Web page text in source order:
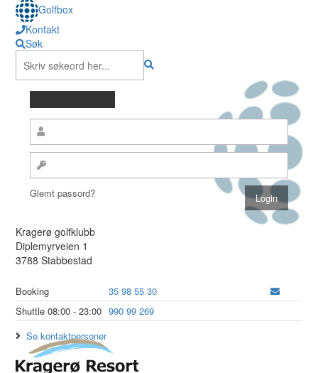
Golfbox
Kontakt
Søk
Glemt passord?
Kragerø golfklubb
Diplemyrveien 1
3788 Stabbestad
Booking
35 98 55 30
Shuttle 08:00 - 23:00 990 99 269
Se kontaktpersoner